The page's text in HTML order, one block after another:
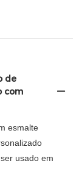
de
com
esmalte
usado em